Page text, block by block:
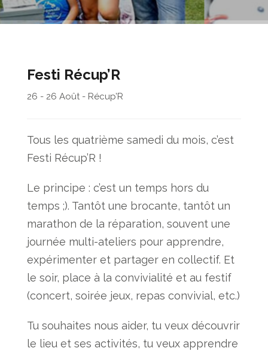
Festi Récup’R
26 - 26 Août - Récup’R
Tous les quatrième samedi du mois, c’est
Festi Récup’R !
Le principe : c’est un temps hors du
temps ;). Tantôt une brocante, tantôt un
marathon de la réparation, souvent une
journée multi-ateliers pour apprendre,
expérimenter et partager en collectif. Et
le soir, place à la convivialité et au festif
(concert, soirée jeux, repas convivial, etc.)
Tu souhaites nous aider, tu veux découvrir
le lieu et ses activités, tu veux apprendre